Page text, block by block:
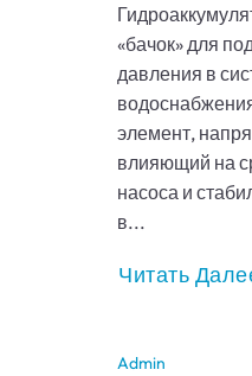
«бачок» для
давления в
элемент,
влияющий на
насоса и
в...
Читать
Admin